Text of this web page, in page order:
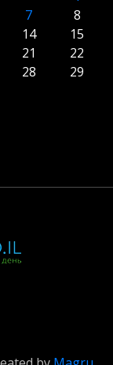
7
8
14
15
21
22
28
29